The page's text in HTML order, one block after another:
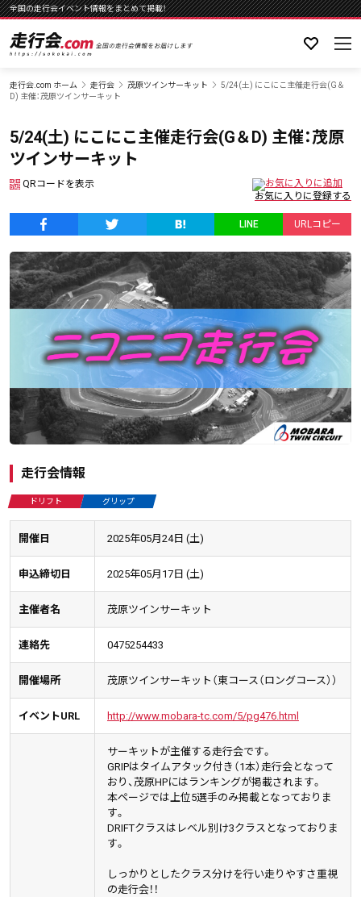
全国の走行会イベント情報をまとめて掲載！
走行会.com ホーム 走行会 茂原ツインサーキット
5/24(土) にこにこ主催走行会(G＆
D) 主催：茂原ツインサーキット
5/24(土) にこにこ主催走行会(G＆D) 主催：茂原
ツインサーキット
QRコードを表示
LINE URLコピー
走行会情報
ドリフト グリップ
開催日 2025年05月24日 (土)
申込締切日 2025年05月17日 (土)
主催者名 茂原ツインサーキット
連絡先 0475254433
開催場所 茂原ツインサーキット（東コース（ロングコース））
イベントURL http://www.mobara-tc.com/5/pg476.html
サーキットが主催する走行会です。
GRIPはタイムアタック付き（1本）走行会となって
おり、茂原HPにはランキングが掲載されます。
本ページでは上位5選手のみ掲載となっておりま
す。
DRIFTクラスはレベル別け3クラスとなっておりま
す。
しっかりとしたクラス分けを行い走りやすさ重視
の走行会！！